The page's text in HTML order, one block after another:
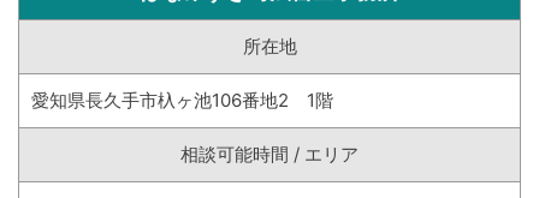
所在地
愛知県長久手市杁ヶ池106番地2 1階
相談可能時間 / エリア